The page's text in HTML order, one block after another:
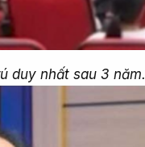
duy nhất sau 3 năm.